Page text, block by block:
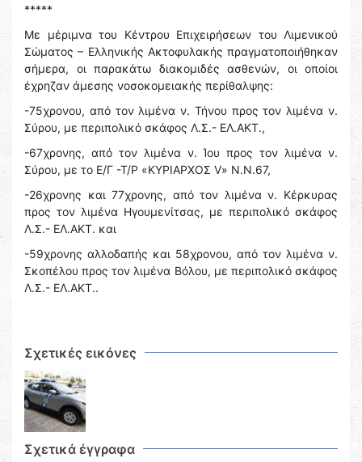
*****
Με μέριμνα του Κέντρου Επιχειρήσεων του Λιμενικού
Σώματος – Ελληνικής Ακτοφυλακής πραγματοποιήθηκαν
σήμερα, οι παρακάτω διακομιδές ασθενών, οι οποίοι
έχρηζαν άμεσης νοσοκομειακής περίθαλψης:
-75χρονου, από τον λιμένα ν. Τήνου προς τον λιμένα ν.
Σύρου, με περιπολικό σκάφος Λ.Σ.- ΕΛ.ΑΚΤ.,
-67χρονης, από τον λιμένα ν. Ίου προς τον λιμένα ν.
Σύρου, με το Ε/Γ -Τ/Ρ «ΚΥΡΙΑΡΧΟΣ V» Ν.Ν.67,
-26χρονης και 77χρονης, από τον λιμένα ν. Κέρκυρας
προς τον λιμένα Ηγουμενίτσας, με περιπολικό σκάφος
Λ.Σ.- ΕΛ.ΑΚΤ. και
-59χρονης αλλοδαπής και 58χρονου, από τον λιμένα ν.
Σκοπέλου προς τον λιμένα Βόλου, με περιπολικό σκάφος
Λ.Σ.- ΕΛ.ΑΚΤ..
Σχετικές εικόνες
Σχετικά έγγραφα